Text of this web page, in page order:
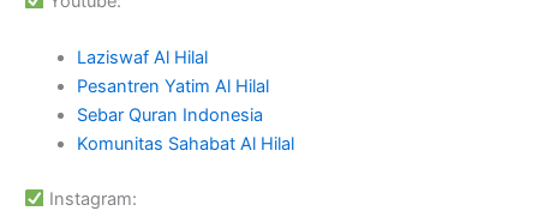
Laziswaf Al Hilal
Pesantren Yatim Al Hilal
Sebar Quran Indonesia
Komunitas Sahabat Al Hilal
Instagram: